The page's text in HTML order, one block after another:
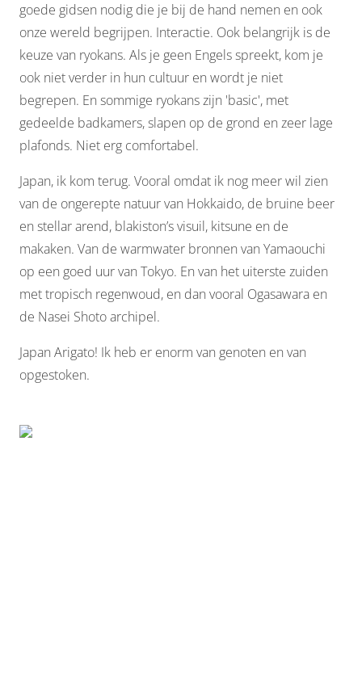
goede gidsen nodig die je bij de hand nemen en ook
onze wereld begrijpen. Interactie. Ook belangrijk is de
keuze van ryokans. Als je geen Engels spreekt, kom je
ook niet verder in hun cultuur en wordt je niet
begrepen. En sommige ryokans zijn 'basic', met
gedeelde badkamers, slapen op de grond en zeer lage
plafonds. Niet erg comfortabel.
Japan, ik kom terug. Vooral omdat ik nog meer wil zien
van de ongerepte natuur van Hokkaido, de bruine beer
en stellar arend, blakiston’s visuil, kitsune en de
makaken. Van de warmwater bronnen van Yamaouchi
op een goed uur van Tokyo. En van het uiterste zuiden
met tropisch regenwoud, en dan vooral Ogasawara en
de Nasei Shoto archipel.
Japan Arigato! Ik heb er enorm van genoten en van
opgestoken.